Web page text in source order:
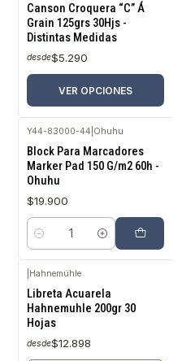
Canson Croquera “C” Á
Grain 125grs 30Hjs -
Distintas Medidas
desde$5.290
VER OPCIONES
Y44-83000-44 Ohuhu
Block Para Marcadores
Marker Pad 150 G/m2 60h -
Ohuhu
$19.900
Cantidad
Hahnemühle
Libreta Acuarela
Hahnemuhle 200gr 30
Hojas
desde$12.898